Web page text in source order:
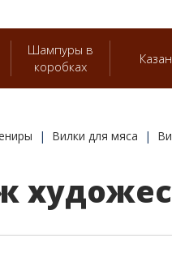
Шампуры в
коробках
Вилки для мяса